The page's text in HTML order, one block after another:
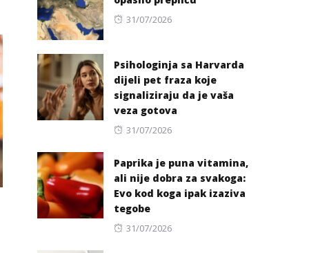
Posted
31/07/2026
Psihologinja sa Harvarda
dijeli pet fraza koje
signaliziraju da je vaša
veza gotova
Posted
31/07/2026
Paprika je puna vitamina,
ali nije dobra za svakoga:
Evo kod koga ipak izaziva
tegobe
Posted
31/07/2026